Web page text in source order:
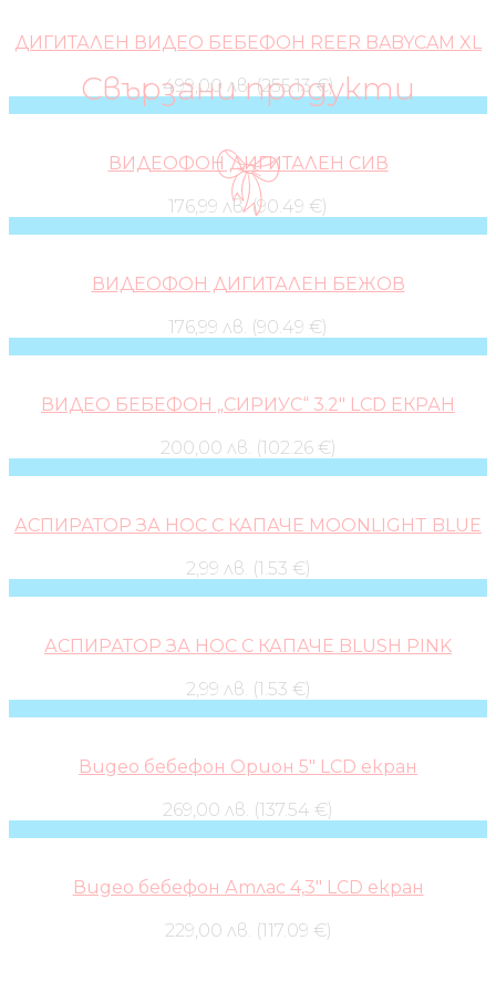
Свързани продукти
ДИГИТАЛЕН ВИДЕО БЕБЕФОН REER BABYCAM XL
499,00 лв. (255.13 €)
ВИДЕОФОН ДИГИТАЛЕН СИВ
176,99 лв. (90.49 €)
ВИДЕОФОН ДИГИТАЛЕН БЕЖОВ
176,99 лв. (90.49 €)
ВИДЕО БЕБЕФОН „СИРИУС“ 3.2″ LCD ЕКРАН
200,00 лв. (102.26 €)
АСПИРАТОР ЗА НОС С КАПАЧЕ MOONLIGHT BLUE
2,99 лв. (1.53 €)
АСПИРАТОР ЗА НОС С КАПАЧЕ BLUSH PINK
2,99 лв. (1.53 €)
Видео бебефон Орион 5″ LCD екран
269,00 лв. (137.54 €)
Видео бебефон Атлас 4,3″ LCD екран
229,00 лв. (117.09 €)